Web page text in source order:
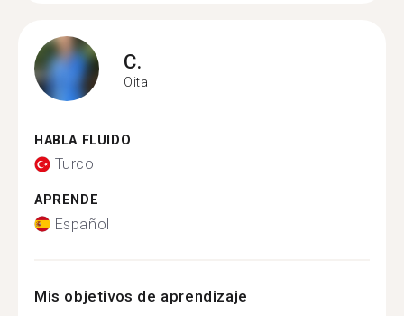
C.
Oita
HABLA FLUIDO
Turco
APRENDE
Español
Mis objetivos de aprendizaje